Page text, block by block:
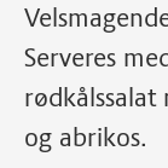
Serveres
og abrikos.